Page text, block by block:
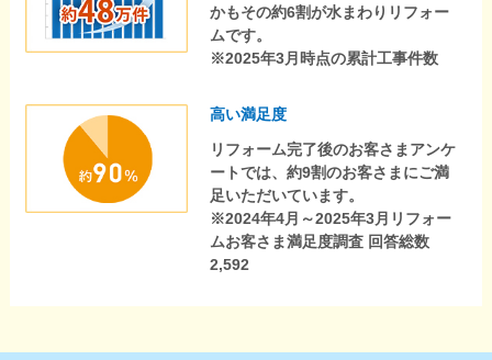
かもその約6割が水まわりリフォー
ムです。
※2025年3月時点の累計工事件数
高い満足度
リフォーム完了後のお客さまアンケ
ートでは、約9割のお客さまにご満
足いただいています。
※2024年4月～2025年3月リフォー
ムお客さま満足度調査 回答総数
2,592